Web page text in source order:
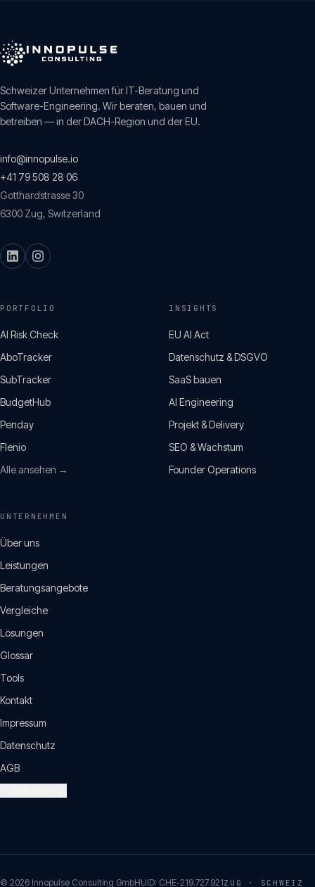
Schweizer Unternehmen für IT-Beratung und
Software-Engineering. Wir beraten, bauen und
betreiben — in der DACH-Region und der EU.
info@innopulse.io
+41 79 508 28 06
Gotthardstrasse 30
6300 Zug, Switzerland
PORTFOLIO
AI Risk Check
AboTracker
SubTracker
BudgetHub
Penday
Flenio
Alle ansehen →
INSIGHTS
EU AI Act
Datenschutz & DSGVO
SaaS bauen
AI Engineering
Projekt & Delivery
SEO & Wachstum
Founder Operations
UNTERNEHMEN
Über uns
Leistungen
Beratungsangebote
Vergleiche
Lösungen
Glossar
Tools
Kontakt
Impressum
Datenschutz
AGB
© 2026 Innopulse Consulting GmbHUID: CHE-219.727.921ZUG · SCHWEIZ